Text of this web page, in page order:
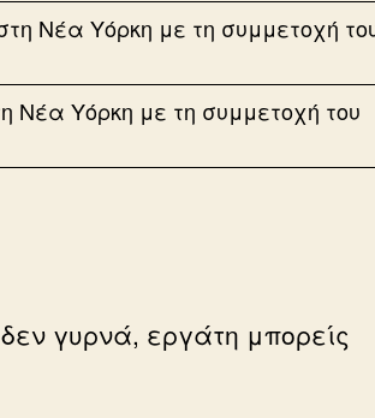
Νέα Υόρκη με τη συμμετοχή του
γυρνά, εργάτη μπορείς